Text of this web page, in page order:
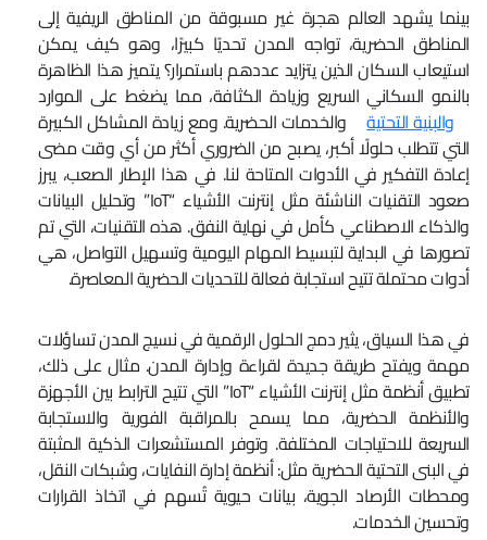
بينما يشهد العالم هجرة غير مسبوقة من المناطق الريفية إلى
المناطق الحضرية، تواجه المدن تحديًا كبيرًا، وهو كيف يمكن
استيعاب السكان الذين يتزايد عددهم باستمرار؟ يتميز هذا الظاهرة
بالنمو السكاني السريع وزيادة الكثافة، مما يضغط على الموارد
والبنية التحتية
والخدمات الحضرية. ومع زيادة المشاكل الكبيرة
التي تتطلب حلولًا أكبر، يصبح من الضروري أكثر من أي وقت مضى
إعادة التفكير في الأدوات المتاحة لنا. في هذا الإطار الصعب، يبرز
صعود التقنيات الناشئة مثل إنترنت الأشياء “IoT” وتحليل البيانات
والذكاء الاصطناعي كأمل في نهاية النفق. هذه التقنيات، التي تم
تصورها في البداية لتبسيط المهام اليومية وتسهيل التواصل، هي
أدوات محتملة تتيح استجابة فعالة للتحديات الحضرية المعاصرة.
في هذا السياق، يثير دمج الحلول الرقمية في نسيج المدن تساؤلات
مهمة ويفتح طريقة جديدة لقراءة وإدارة المدن. مثال على ذلك،
تطبيق أنظمة مثل إنترنت الأشياء “IoT” التي تتيح الترابط بين الأجهزة
والأنظمة الحضرية، مما يسمح بالمراقبة الفورية والاستجابة
السريعة للاحتياجات المختلفة. وتوفر المستشعرات الذكية المثبتة
في البنى التحتية الحضرية مثل: أنظمة إدارة النفايات، وشبكات النقل،
ومحطات الأرصاد الجوية، بيانات حيوية تُسهم في اتخاذ القرارات
وتحسين الخدمات.